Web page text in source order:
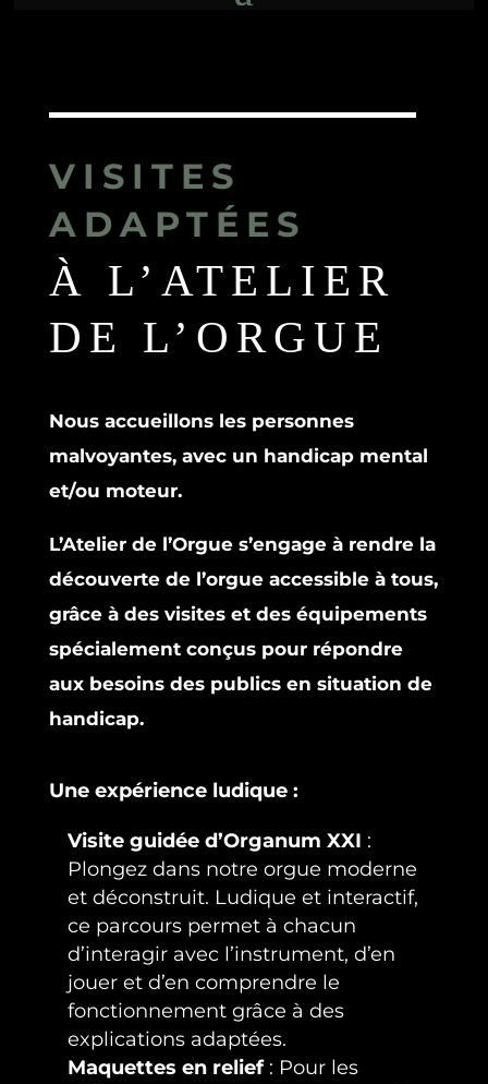
VISITES
ADAPTÉES
À L’ATELIER
DE L’ORGUE
Nous accueillons les personnes
malvoyantes, avec un handicap mental
et/ou moteur.
L’Atelier de l’Orgue s’engage à rendre la
découverte de l’orgue accessible à tous,
grâce à des visites et des équipements
spécialement conçus pour répondre
aux besoins des publics en situation de
handicap.
Une expérience ludique :
Visite guidée d’Organum XXI :
Plongez dans notre orgue moderne
et déconstruit. Ludique et interactif,
ce parcours permet à chacun
d’interagir avec l’instrument, d’en
jouer et d’en comprendre le
fonctionnement grâce à des
explications adaptées.
Maquettes en relief: Pour les